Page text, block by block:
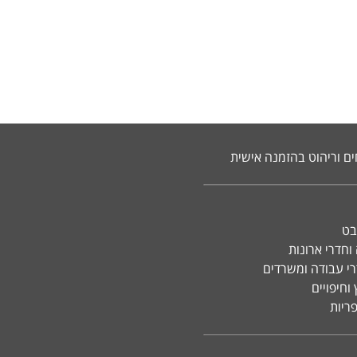
וריהוט בהזמנה אישית
ארונות
עבודה ומשרדים